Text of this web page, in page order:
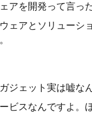
アを開発って言った
ェアとソリューシ
ジェット実は嘘な
ビスなんですよ。